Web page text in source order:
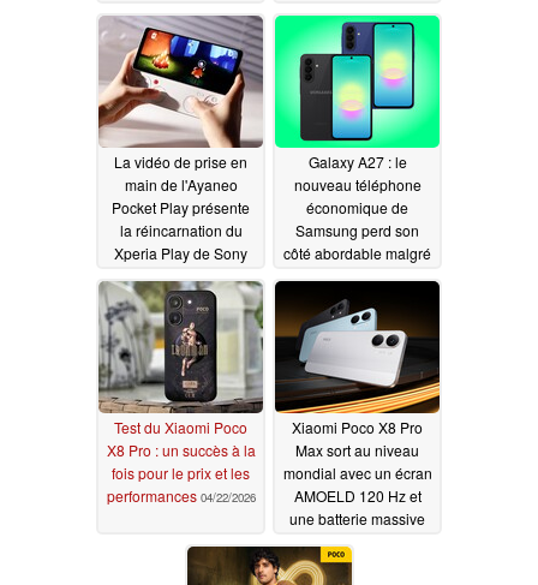
La vidéo de prise en
main de l'Ayaneo
Pocket Play présente
la réincarnation du
Xperia Play de Sony
06/09/2026
Galaxy A27 : le
nouveau téléphone
économique de
Samsung perd son
côté abordable malgré
de prix
Test du Xiaomi Poco
X8 Pro : un succès à la
fois pour le prix et les
performances 04/22/2026
Xiaomi Poco X8 Pro
Max sort au niveau
mondial avec un écran
AMOELD 120 Hz et
une batterie massive
03/17/2026